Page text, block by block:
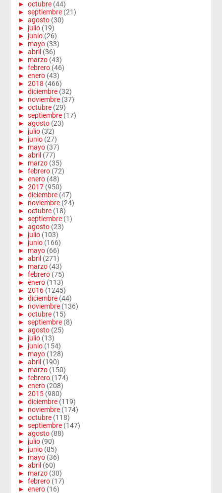
► octubre (44)
► septiembre (21)
► agosto (30)
► julio (19)
► junio (26)
► mayo (33)
► abril (36)
► marzo (43)
► febrero (46)
► enero (43)
► 2018 (466)
► diciembre (32)
► noviembre (37)
► octubre (29)
► septiembre (17)
► agosto (23)
► julio (32)
► junio (27)
► mayo (37)
► abril (77)
► marzo (35)
► febrero (72)
► enero (48)
► 2017 (950)
► diciembre (47)
► noviembre (24)
► octubre (18)
► septiembre (1)
► agosto (23)
► julio (103)
► junio (166)
► mayo (66)
► abril (271)
► marzo (43)
► febrero (75)
► enero (113)
► 2016 (1245)
► diciembre (44)
► noviembre (136)
► octubre (15)
► septiembre (8)
► agosto (25)
► julio (13)
► junio (154)
► mayo (128)
► abril (190)
► marzo (150)
► febrero (174)
► enero (208)
► 2015 (980)
► diciembre (119)
► noviembre (174)
► octubre (118)
► septiembre (147)
► agosto (88)
► julio (90)
► junio (85)
► mayo (36)
► abril (60)
► marzo (30)
► febrero (17)
► enero (16)